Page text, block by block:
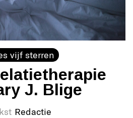
vijf sterren
J. Blige
Redactie